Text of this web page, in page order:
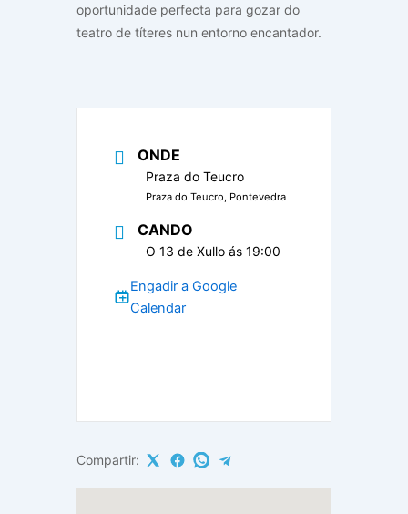
oportunidade perfecta para gozar do
teatro de títeres nun entorno encantador.
ONDE
Praza do Teucro
Praza do Teucro, Pontevedra
CANDO
O 13 de Xullo ás 19:00
Engadir a Google
Calendar
Compartir: